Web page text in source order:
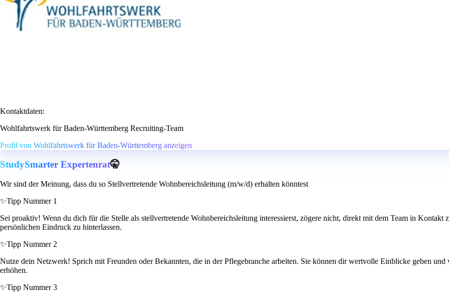
Kontaktdaten:
Wohlfahrtswerk für Baden-Württemberg Recruiting-Team
Profil von Wohlfahrtswerk für Baden-Württemberg anzeigen
StudySmarter Expertenrat🤫
Wir sind der Meinung, dass du so Stellvertretende Wohnbereichsleitung (m/w/d) erhalten könntest
✨Tipp Nummer 1
Sei proaktiv! Wenn du dich für die Stelle als stellvertretende Wohnbereichsleitung interessierst, zögere nicht, direkt mit dem Team in
persönlichen Eindruck zu hinterlassen.
✨Tipp Nummer 2
Nutze dein Netzwerk! Sprich mit Freunden oder Bekannten, die in der Pflegebranche arbeiten. Sie können dir wertvolle Einblicke geben und
erhöhen.
✨Tipp Nummer 3